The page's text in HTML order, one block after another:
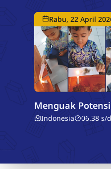
Rabu, 22 April
Menguak
Cahaya
Indonesia 06.38 s/